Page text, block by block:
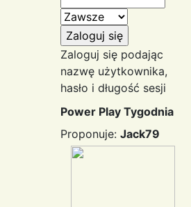
Zaloguj się podając
nazwę użytkownika,
hasło i długość sesji
Power Play Tygodnia
Proponuje: Jack79